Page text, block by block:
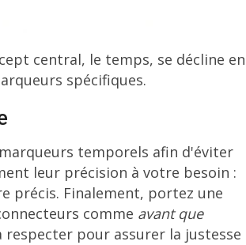
central, le temps, se décline en
spécifiques.
temporels afin d'éviter
leur précision à votre besoin :
précis. Finalement, portez une
comme avant que
pour assurer la justesse